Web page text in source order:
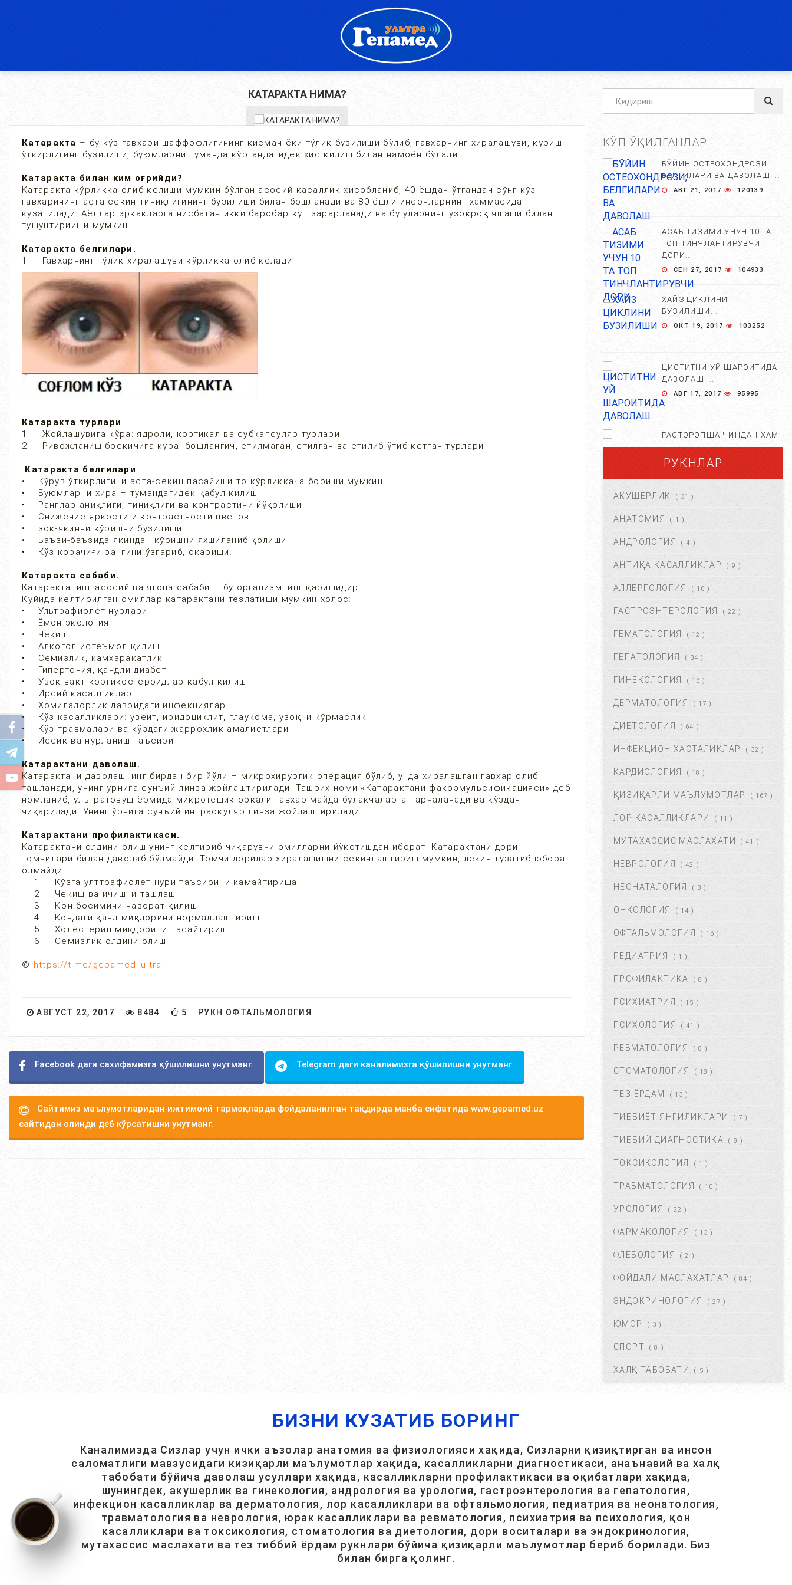
КАТАРАКТА НИМА?
Катаракта – бу кўз гавхари шаффофлигининг қисман ёки тўлик бузилиши бўлиб, гавхарнинг хиралашуви, кўриш
ўткирлигинг бузилиши, буюмларни туманда кўргандагидек хис қилиш билан намоён бўлади.
Катаракта билан ким оғрийди?
Катаракта кўрликка олиб келиши мумкин бўлган асосий касаллик хисобланиб, 40 ёшдан ўтгандан сўнг кўз
гавхарининг аста-секин тиниқлигининг бузилиши билан бошланади ва 80 ёшли инсонларнинг хаммасида
кузатилади. Аёллар эркакларга нисбатан икки баробар кўп зарарланади ва бу уларнинг узоқроқ яшаши билан
тушунтирииши мумкин.
Катаракта белгилари.
1. Гавхарнинг тўлик хиралашуви кўрликка олиб келади.
Катаракта турлари.
1. Жойлашувига кўра: ядроли, кортикал ва субкапсуляр турлари
2. Ривожланиш босқичига кўра: бошланғич, етилмаган, етилган ва етилиб ўтиб кетган турлари
Катаракта белгилари
• Кўрув ўткирлигини аста-секин пасайиши то кўрликкача бориши мумкин.
• Буюмларни хира – тумандагидек қабул қилиш
• Ранглар аниқлиги, тиниқлиги ва контрастини йўқолиши.
• Снижение яркости и контрастности цветов
• зоқ-яқинни кўришни бузилиши
• Баъзи-баъзида яқиндан кўришни яхшиланиб қолиши
• Кўз қорачиғи рангини ўзгариб, оқариши.
Катаракта сабаби.
Катарактанинг асосий ва ягона сабаби – бу организмнинг қаришидир.
Қуйида келтирилган омиллар катарактани тезлатиши мумкин холос:
• Ультрафиолет нурлари
• Ёмон экология
• Чекиш
• Алкогол истеъмол қилиш
• Семизлик, камхаракатлик
• Гипертония, қандли диабет
• Узоқ вақт кортикостероидлар қабул қилиш
• Ирсий касалликлар
• Хомиладорлик давридаги инфекциялар
• Кўз касалликлари: увеит, иридоциклит, глаукома, узоқни кўрмаслик
• Кўз травмалари ва кўздаги жаррохлик амалиётлари
• Иссиқ ва нурланиш таъсири
Катарактани даволаш.
Катарактани даволашнинг бирдан бир йўли – микрохирургик операция бўлиб, унда хиралашган гавхар олиб
ташланади, унинг ўрнига сунъий линза жойлаштирилади. Ташрих номи «Катарактани факоэмульсификацияси» деб
номланиб, ультратовуш ёрмида микротешик орқали гавхар майда бўлакчаларга парчаланади ва кўздан
чиқарилади. Унинг ўрнига сунъий интраокуляр линза жойлаштирилади.
Катарактани профилактикаси.
Катарактани олдини олиш унинг келтириб чиқарувчи омилларни йўкотишдан иборат. Катарактани дори
томчилари билан даволаб бўлмайди. Томчи дорилар хиралашишни секинлаштириш мумкин, лекин тузатиб юбора
олмайди.
1. Кўзга улттрафиолет нури таъсирини камайтириша
2. Чекиш ва ичишни ташлаш
3. Қон босимини назорат қилиш
4. Кондаги қанд миқдорини нормаллаштириш
5. Холестерин миқдорини пасайтириш
6. Семизлик олдини олиш
© https://t.me/gepamed_ultra
АВГУСТ 22, 2017 8484 5 РУКН ОФТАЛЬМОЛОГИЯ
Facebook даги сахифамизга қўшилишни унутманг. Telegram даги каналимизга қўшилишни унутманг.
Сайтимиз маълумотларидан ижтимоий тармоқларда фойдаланилган тақдирда манба сифатида www.gepamed.uz
сайтидан олинди деб кўрсатишни унутманг.
КЎП ЎҚИЛГАНЛАР
БЎЙИН ОСТЕОХОНДРОЗИ,
БЕЛГИЛАРИ ВА ДАВОЛАШ. ...
АВГ 21, 2017 120139
АСАБ ТИЗИМИ УЧУН 10 ТА
ТОП ТИНЧЛАНТИРУВЧИ
ДОРИ...
СЕН 27, 2017 104933
ХАЙЗ ЦИКЛИНИ
БУЗИЛИШИ...
ОКТ 19, 2017 103252
ЦИСТИТНИ УЙ ШАРОИТИДА
ДАВОЛАШ....
АВГ 17, 2017 95995
РАСТОРОПША ЧИНДАН ХАМ
ФОЙДАЛИМИ?...
АПР 25, 2021
ХОМИЛА ЖИНСИНИ
АНИҚЛАШНИНГ
НОСТАНДАРТ УСУЛЛАРИ....
АВГ 22, 2017
ХОМИЛА МУДДАТИНИ
АНИҚЛАШНИНГ ҚАНДАЙ
УСУЛЛАР БОР?...
АВГ 22, 2017 77425
ЧАП ҚОРИН СОХАСИ НИМА
БОШ МИЯ САРАТОНИНИ
НОЯ 24, 2017
БОШ ОҒРИШИ. УНИНГ
ФЕВ 06, 2018 59816
ХОМИЛАДОРЛИКДА БОЛА
БЕЛГИЛАРИ ВА
АВГ 17, 2017
БЎЛДИ. НИМА ҚИЛМОҚ
ОКТ 01, 2017
НЕГА КАТТАЛАШАДИ?...
ПОЛИАРТРИТ. ТУРЛАРИ.
ДАВОЛАШ....
ЮЗГА АЛЛЕРГИЯ ТОШИШИ.
УНИНГ САБАБЛАРИ ВА
НОЯ 27, 2017
БАЧАДОН МИОМАСИ,
ДАВОЛАШ. ...
АПР 25, 2018
ҚОРИН ДАМ БЎЛИШИ
ҚУТУЛИШ ЙЎЛЛАРИ....
ИЮЛ 16, 2021
ОСТЕОХОНДРОЗ НИМА,
САБАБЛАРИ, ТУРЛАРИ,
АСОРАТЛАРИ. ...
ГАЙМОРИТ, БЕЛГИЛАРИ ВА
ТУРЛАРИ. ...
РУКНЛАР
АКУШЕРЛИК ( 31 )
АНАТОМИЯ ( 1 )
АНДРОЛОГИЯ ( 4 )
АНТИҚА КАСАЛЛИКЛАР ( 9 )
АЛЛЕРГОЛОГИЯ ( 10 )
ГАСТРОЭНТЕРОЛОГИЯ ( 22 )
ГЕМАТОЛОГИЯ ( 12 )
ГЕПАТОЛОГИЯ ( 34 )
ГИНЕКОЛОГИЯ ( 16 )
ДЕРМАТОЛОГИЯ ( 17 )
ДИЕТОЛОГИЯ ( 64 )
ИНФЕКЦИОН ХАСТАЛИКЛАР ( 32 )
КАРДИОЛОГИЯ ( 18 )
ҚИЗИҚАРЛИ МАЪЛУМОТЛАР ( 167 )
ЛОР КАСАЛЛИКЛАРИ ( 11 )
МУТАХАССИС МАСЛАХАТИ ( 41 )
НЕВРОЛОГИЯ ( 42 )
НЕОНАТАЛОГИЯ ( 3 )
ОНКОЛОГИЯ ( 14 )
ОФТАЛЬМОЛОГИЯ ( 16 )
ПЕДИАТРИЯ ( 1 )
ПРОФИЛАКТИКА ( 8 )
ПСИХИАТРИЯ ( 15 )
ПСИХОЛОГИЯ ( 41 )
РЕВМАТОЛОГИЯ ( 8 )
СТОМАТОЛОГИЯ ( 18 )
ТЕЗ ЁРДАМ ( 13 )
ТИББИЁТ ЯНГИЛИКЛАРИ ( 7 )
ТИББИЙ ДИАГНОСТИКА ( 8 )
ТОКСИКОЛОГИЯ ( 1 )
ТРАВМАТОЛОГИЯ ( 10 )
УРОЛОГИЯ ( 22 )
ФАРМАКОЛОГИЯ ( 13 )
ФЛЕБОЛОГИЯ ( 2 )
ФОЙДАЛИ МАСЛАХАТЛАР ( 84 )
ЭНДОКРИНОЛОГИЯ ( 27 )
ЮМОР ( 3 )
СПОРТ ( 8 )
ХАЛҚ ТАБОБАТИ ( 5 )
БИЗНИ КУЗАТИБ БОРИНГ
Каналимизда Сизлар учун ички аъзолар анатомия ва физиологияси хақида, Сизларни қизиқтирган ва инсон
саломатлиги мавзусидаги кизиқарли маълумотлар хақида, касалликларни диагностикаси, анаънавий ва халқ
табобати бўйича даволаш усуллари хақида, касалликларни профилактикаси ва оқибатлари хақида,
шунингдек, акушерлик ва гинекология, андрология ва урология, гастроэнтерология ва гепатология,
инфекцион касалликлар ва дерматология, лор касалликлари ва офтальмология, педиатрия ва неонатология,
травматология ва неврология, юрак касалликлари ва ревматология, психиатрия ва психология, қон
касалликлари ва токсикология, стоматология ва диетология, дори воситалари ва эндокринология,
мутахассис маслахати ва тез тиббий ёрдам рукнлари бўйича қизиқарли маълумотлар бериб борилади. Биз
билан бирга қолинг.